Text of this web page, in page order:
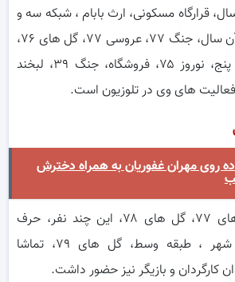
قرارگاه مسکونی، ارث بابام ، شبکه سه و
نیم، شب روباه، عید آن سال، جنگ ۷۷، عروسی ۷۷، گل های ۷۶،
سلام سلام، مسابقه پنج، نوروز ۷۵، فروشگاه، جنگ ۳۹، لبخند
های وی در تلوزیون است.
روی مهران غفوریان به همراه دخترش
در سریال های گل های ۷۷، گل های ۷۸، این چند نفر، حرف
توحرف، زیر آسمان شهر ، طبقه وسط، گل های ۷۹، تماشا